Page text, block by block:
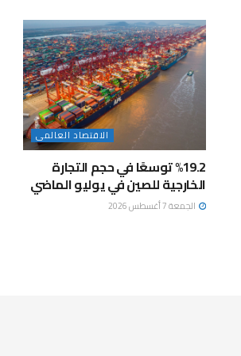
الاقتصاد العالمى
%19.2 توسعًا في حجم التجارة
الخارجية للصين في يوليو الماضي
الجمعة 7 أغسطس 2026